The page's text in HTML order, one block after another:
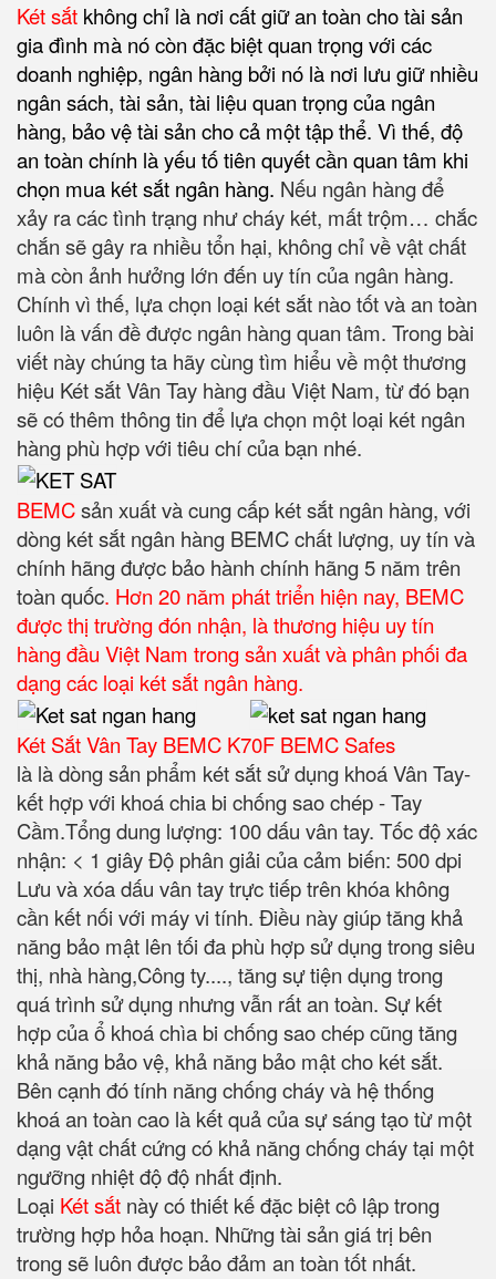
Két sắt không chỉ là nơi cất giữ an toàn cho tài sản
gia đình mà nó còn đặc biệt quan trọng với các
doanh nghiệp, ngân hàng bởi nó là nơi lưu giữ nhiều
ngân sách, tài sản, tài liệu quan trọng của ngân
hàng, bảo vệ tài sản cho cả một tập thể. Vì thế, độ
an toàn chính là yếu tố tiên quyết cần quan tâm khi
chọn mua két sắt ngân hàng. Nếu ngân hàng để
xảy ra các tình trạng như cháy két, mất trộm… chắc
chắn sẽ gây ra nhiều tổn hại, không chỉ về vật chất
mà còn ảnh hưởng lớn đến uy tín của ngân hàng.
Chính vì thế, lựa chọn loại két sắt nào tốt và an toàn
luôn là vấn đề được ngân hàng quan tâm. Trong bài
viết này chúng ta hãy cùng tìm hiểu về một thương
hiệu Két sắt Vân Tay hàng đầu Việt Nam, từ đó bạn
sẽ có thêm thông tin để lựa chọn một loại két ngân
hàng phù hợp với tiêu chí của bạn nhé.
BEMCsản xuất và cung cấp két sắt ngân hàng, với
dòng két sắt ngân hàng BEMC chất lượng, uy tín và
chính hãng được bảo hành chính hãng 5 năm trên
toàn quốc. Hơn 20 năm phát triển hiện nay, BEMC
được thị trường đón nhận, là thương hiệu uy tín
hàng đầu Việt Nam trong sản xuất và phân phối đa
dạng các loại két sắt ngân hàng.
Két Sắt Vân Tay BEMC K70F BEMC Safes
là là dòng sản phẩm két sắt sử dụng khoá Vân Tay-
kết hợp với khoá chia bi chống sao chép - Tay
Cầm.Tổng dung lượng: 100 dấu vân tay. Tốc độ xác
nhận: < 1 giây Độ phân giải của cảm biến: 500 dpi
Lưu và xóa dấu vân tay trực tiếp trên khóa không
cần kết nối với máy vi tính. Điều này giúp tăng khả
năng bảo mật lên tối đa phù hợp sử dụng trong siêu
thị, nhà hàng,Công ty...., tăng sự tiện dụng trong
quá trình sử dụng nhưng vẫn rất an toàn. Sự kết
hợp của ổ khoá chìa bi chống sao chép cũng tăng
khả năng bảo vệ, khả năng bảo mật cho két sắt.
Bên cạnh đó tính năng chống cháy và hệ thống
khoá an toàn cao là kết quả của sự sáng tạo từ một
dạng vật chất cứng có khả năng chống cháy tại một
ngưỡng nhiệt độ độ nhất định.
Loại Két sắt này có thiết kế đặc biệt cô lập trong
trường hợp hỏa hoạn. Những tài sản giá trị bên
trong sẽ luôn được bảo đảm an toàn tốt nhất.